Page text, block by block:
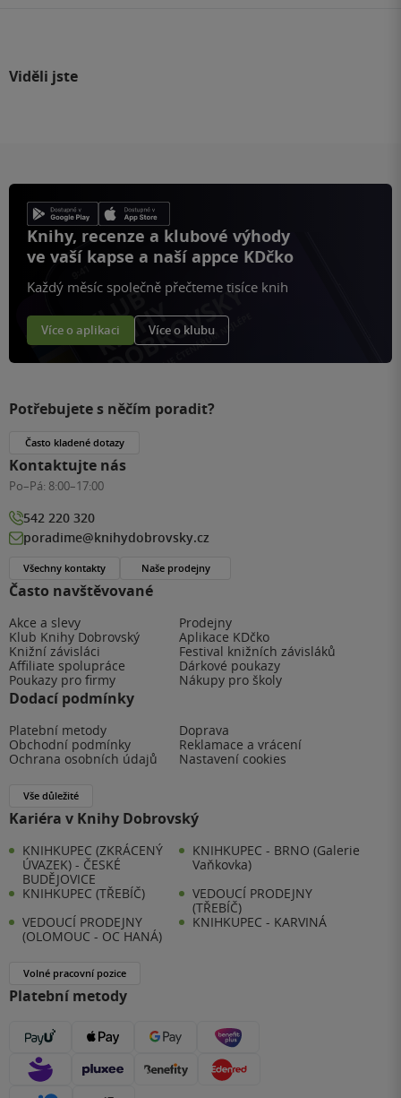
Viděli jste
Knihy, recenze a klubové výhody
ve vaší kapse a naší appce KDčko
Každý měsíc společně přečteme tisíce knih
Více o aplikaci Více o klubu
Často navštěvované
Akce a slevy
Prodejny
Klub Knihy Dobrovský
Aplikace KDčko
Knižní závisláci
Festival knižních závisláků
Affiliate spolupráce
Dárkové poukazy
Poukazy pro firmy
Nákupy pro školy
Dodací podmínky
Platební metody
Doprava
Obchodní podmínky
Reklamace a vrácení
Ochrana osobních údajů
Nastavení cookies
Vše důležité
Kariéra v Knihy Dobrovský
KNIHKUPEC (ZKRÁCENÝ
ÚVAZEK) - ČESKÉ
BUDĚJOVICE
KNIHKUPEC - BRNO (Galerie
Vaňkovka)
KNIHKUPEC (TŘEBÍČ)
VEDOUCÍ PRODEJNY
(TŘEBÍČ)
VEDOUCÍ PRODEJNY
(OLOMOUC - OC HANÁ)
KNIHKUPEC - KARVINÁ
Volné pracovní pozice
Platební metody
Potřebujete s něčím poradit?
Často kladené dotazy
Kontaktujte nás
Po–Pá: 8:00–17:00
542 220 320
poradime@knihydobrovsky.cz
Všechny kontakty Naše prodejny